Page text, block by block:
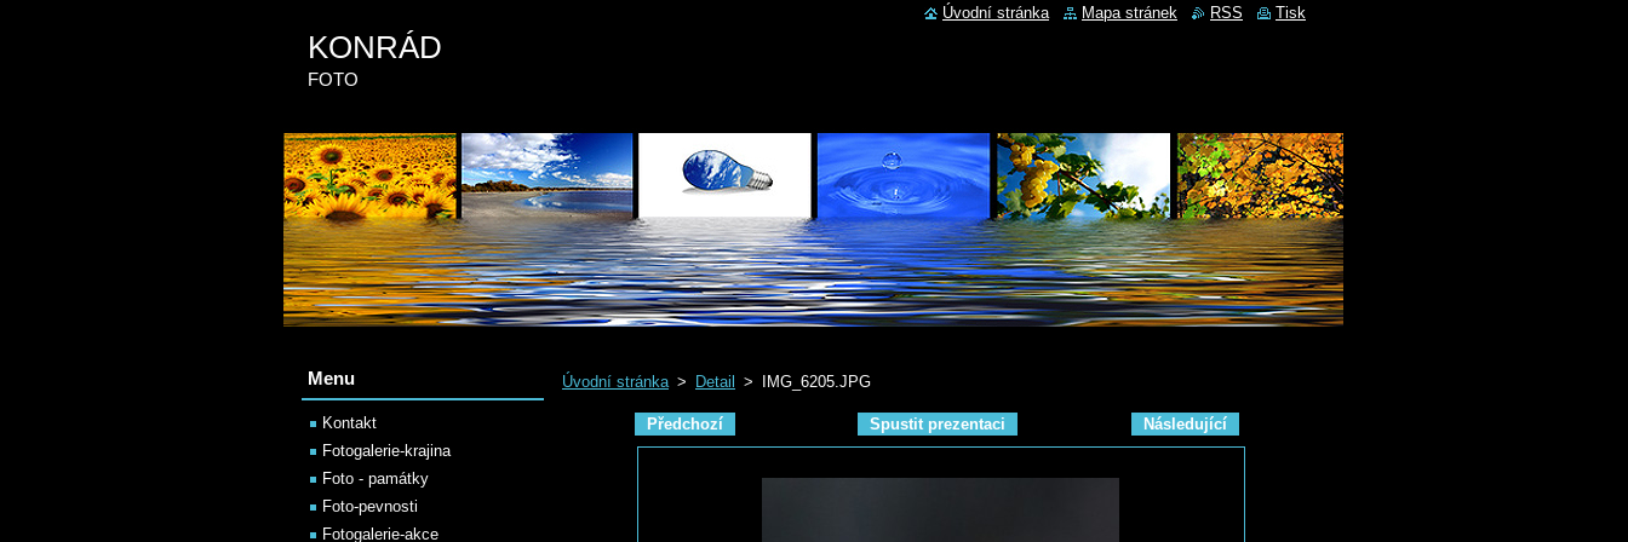
KONRÁD
FOTO
Úvodní stránka > Detail > IMG_6205.JPG
Předchozí Spustit prezentaci Následující
Menu
Kontakt
Fotogalerie-krajina
Foto - památky
Foto-pevnosti
Fotogalerie-akce
Úvodní stránka Mapa stránek RSS Tisk